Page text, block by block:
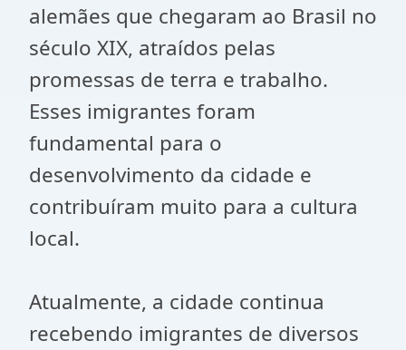
alemães que chegaram ao Brasil no
século XIX, atraídos pelas
promessas de terra e trabalho.
Esses imigrantes foram
fundamental para o
desenvolvimento da cidade e
contribuíram muito para a cultura
local.
Atualmente, a cidade continua
recebendo imigrantes de diversos